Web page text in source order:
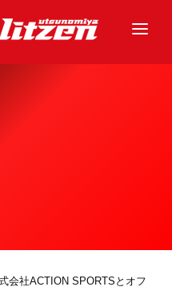
会社ACTION SPORTSとオフ